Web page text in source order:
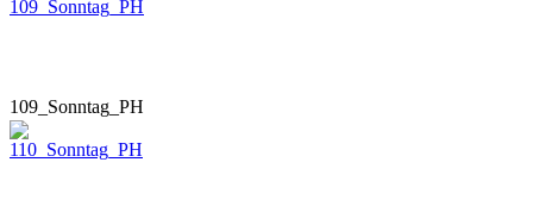
109_Sonntag_PH